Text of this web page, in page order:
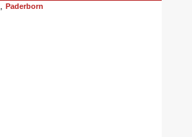
, Paderborn